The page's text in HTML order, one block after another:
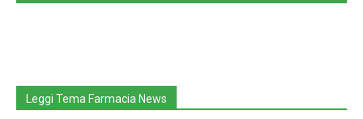
Leggi Tema Farmacia News